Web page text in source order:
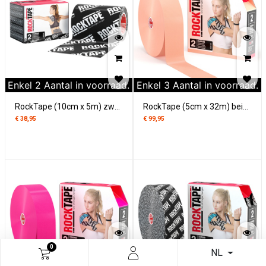
0
NL
Enkel 2 Aantal in voorraad.
€ 38,95
Enkel 3 Aantal in voorraad.
€ 99,95